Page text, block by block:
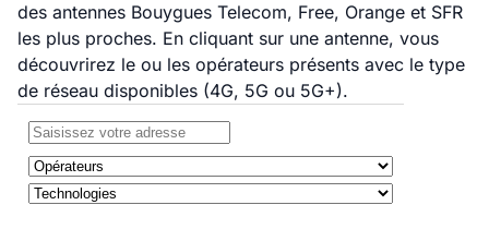
des antennes Bouygues Telecom, Free, Orange et SFR
les plus proches. En cliquant sur une antenne, vous
découvrirez le ou les opérateurs présents avec le type
de réseau disponibles (4G, 5G ou 5G+).